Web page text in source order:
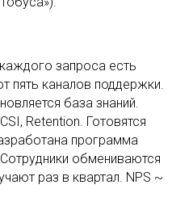
запроса есть
пять каналов поддержки.
база знаний.
Retention. Готовятся
программа
обмениваются
раз в квартал. NPS ~